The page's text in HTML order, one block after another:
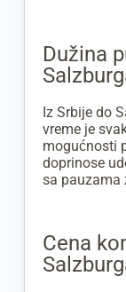
Dužina
Iz Srbije do
vreme je
mogućnosti
doprinose
sa pauzama
Cena